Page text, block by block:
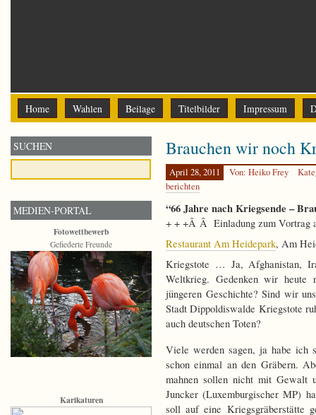
Home Wahlen Beilage Titelbilder Impressum
Brauchen wir noch
April 28, 2011 Von: Heiko Frey
berichten
“66 Jahre nach Kriegsende –
+ + +Â Â Einladung zum Vortrag
Restaurant Am Heidepark, Am
Kriegstote … Ja, Afghanistan,
Weltkrieg. Gedenken wir heute
jüngeren Geschichte? Sind wir
Stadt Dippoldiswalde Kriegstote
auch deutschen Toten?
Viele werden sagen, ja habe ich
schon einmal an den Gräbern.
mahnen sollen nicht mit Gewalt
Juncker (Luxemburgischer MP)
soll auf eine Kriegsgräberstätte
SUCHEN
MEDIEN-PORTAL
Fotowettbewerb
Gefiederte Freunde
Karikaturen